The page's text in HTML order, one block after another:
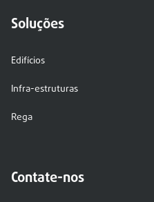
Soluções
Edifícios
Infra-estruturas
Rega
Contate-nos